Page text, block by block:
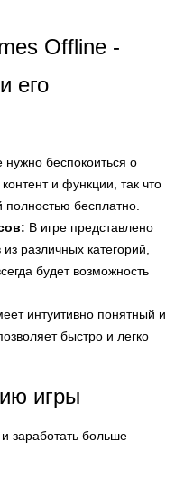
Offline -
его
нужно беспокоиться о
и функции, так что
бесплатно.
В игре представлено
различных категорий,
будет возможность
интуитивно понятный и
быстро и легко
игры
заработать больше